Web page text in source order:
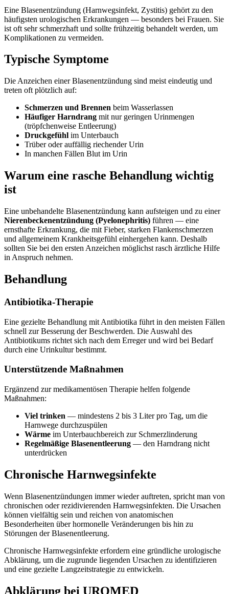
Eine Blasenentzündung (Harnwegsinfekt, Zystitis) gehört zu den
häufigsten urologischen Erkrankungen — besonders bei Frauen. Sie
ist oft sehr schmerzhaft und sollte frühzeitig behandelt werden, um
Komplikationen zu vermeiden.
Typische Symptome
Die Anzeichen einer Blasenentzündung sind meist eindeutig und
treten oft plötzlich auf:
Schmerzen und Brennen beim Wasserlassen
Häufiger Harndrang mit nur geringen Urinmengen
(tröpfchenweise Entleerung)
Druckgefühl im Unterbauch
Trüber oder auffällig riechender Urin
In manchen Fällen Blut im Urin
Warum eine rasche Behandlung wichtig
ist
Eine unbehandelte Blasenentzündung kann aufsteigen und zu einer
Nierenbeckenentzündung (Pyelonephritis) führen — eine
ernsthafte Erkrankung, die mit Fieber, starken Flankenschmerzen
und allgemeinem Krankheitsgefühl einhergehen kann. Deshalb
sollten Sie bei den ersten Anzeichen möglichst rasch ärztliche Hilfe
in Anspruch nehmen.
Behandlung
Antibiotika-Therapie
Eine gezielte Behandlung mit Antibiotika führt in den meisten Fällen
schnell zur Besserung der Beschwerden. Die Auswahl des
Antibiotikums richtet sich nach dem Erreger und wird bei Bedarf
durch eine Urinkultur bestimmt.
Unterstützende Maßnahmen
Ergänzend zur medikamentösen Therapie helfen folgende
Maßnahmen:
Viel trinken — mindestens 2 bis 3 Liter pro Tag, um die
Harnwege durchzuspülen
Wärme im Unterbauchbereich zur Schmerzlinderung
Regelmäßige Blasenentleerung — den Harndrang nicht
unterdrücken
Chronische Harnwegsinfekte
Wenn Blasenentzündungen immer wieder auftreten, spricht man von
chronischen oder rezidivierenden Harnwegsinfekten. Die Ursachen
können vielfältig sein und reichen von anatomischen
Besonderheiten über hormonelle Veränderungen bis hin zu
Störungen der Blasenentleerung.
Chronische Harnwegsinfekte erfordern eine gründliche urologische
Abklärung, um die zugrunde liegenden Ursachen zu identifizieren
und eine gezielte Langzeitstrategie zu entwickeln.
Abklärung bei UROMED